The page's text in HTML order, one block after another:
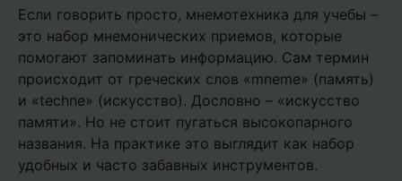
Если говорить просто, мнемотехника для учебы –
это набор мнемонических приемов, которые
помогают запоминать информацию. Сам термин
происходит от греческих слов «mneme» (память)
и «techne» (искусство). Дословно – «искусство
памяти». Но не стоит пугаться высокопарного
названия. На практике это выглядит как набор
удобных и часто забавных инструментов.